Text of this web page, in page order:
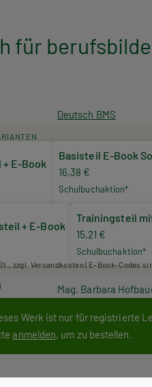
für
Deutsch BMS
E-Book
Basisteil E-Book
16,38 €
Schulbuchaktion*
+ E-Book
Trainingsteil
15,21 €
Schulbuchaktion*
zzgl. Versandkosten | E-Book-Codes
Mag. Barbara
Werk ist nur für registrierte
anmelden, um zu bestellen.